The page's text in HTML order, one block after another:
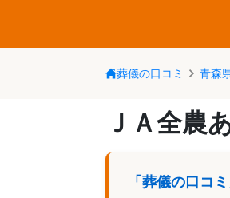
葬儀の口コミ 青森
ＪＡ全農
「葬儀の口コミ